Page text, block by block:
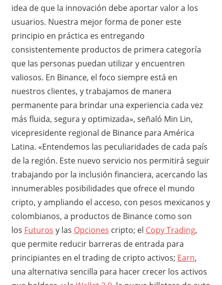
idea de que la innovación debe aportar valor a los
usuarios. Nuestra mejor forma de poner este
principio en práctica es entregando
consistentemente productos de primera categoría
que las personas puedan utilizar y encuentren
valiosos. En Binance, el foco siempre está en
nuestros clientes, y trabajamos de manera
permanente para brindar una experiencia cada vez
más fluida, segura y optimizada», señaló Min Lin,
vicepresidente regional de Binance para América
Latina. «Entendemos las peculiaridades de cada país
de la región. Este nuevo servicio nos permitirá seguir
trabajando por la inclusión financiera, acercando las
innumerables posibilidades que ofrece el mundo
cripto, y ampliando el acceso, con pesos mexicanos y
colombianos, a productos de Binance como son
los Futuros y las Opciones cripto; el Copy Trading,
que permite reducir barreras de entrada para
principiantes en el trading de cripto activos; Earn,
una alternativa sencilla para hacer crecer los activos